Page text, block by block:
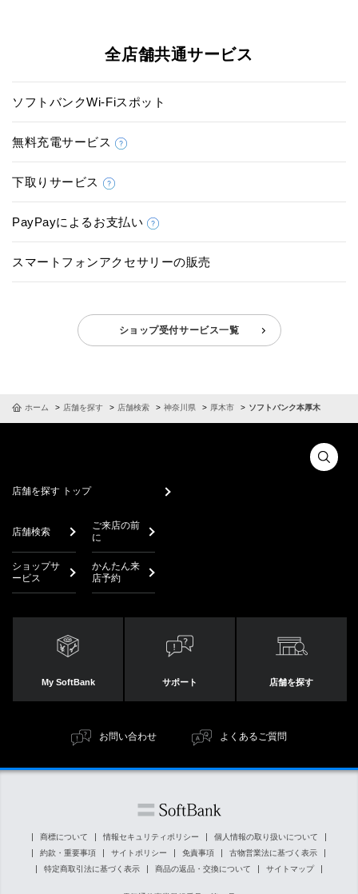
全店舗共通サービス
ソフトバンクWi-Fiスポット
無料充電サービス
下取りサービス
PayPayによるお支払い
スマートフォンアクセサリーの販売
ショップ受付サービス一覧
ホーム 店舗を探す 店舗検索 神奈川県 厚木市 ソフトバンク本厚木
店舗を探す トップ
店舗検索
ご来店の前
に
ショップサ
ービス
かんたん来
店予約
My SoftBank サポート 店舗を探す
お問い合わせ よくあるご質問
商標について 情報セキュリティポリシー
個人情報の取り扱いについて
約款・重要事項
サイトポリシー 免責事項
古物営業法に基づく表示
特定商取引法に基づく表示
商品の返品・交換について サイトマップ